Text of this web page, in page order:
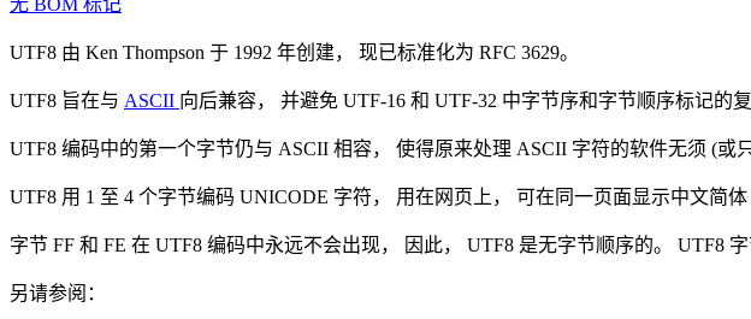
无 BOM 标记
UTF8 由 Ken Thompson 于 1992 年创建， 现已标准化为 RFC 3629。
UTF8 旨在与 ASCII 向后兼容， 并避免 UTF-16 和 UTF-32 中字节序和字节顺序标记的复
UTF8 编码中的第一个字节仍与 ASCII 相容， 使得原来处理 ASCII 字符的软件无须 (或
UTF8 用 1 至 4 个字节编码 UNICODE 字符， 用在网页上， 可在同一页面显示中文简
字节 FF 和 FE 在 UTF8 编码中永远不会出现， 因此， UTF8 是无字节顺序的。 UTF8
另请参阅：